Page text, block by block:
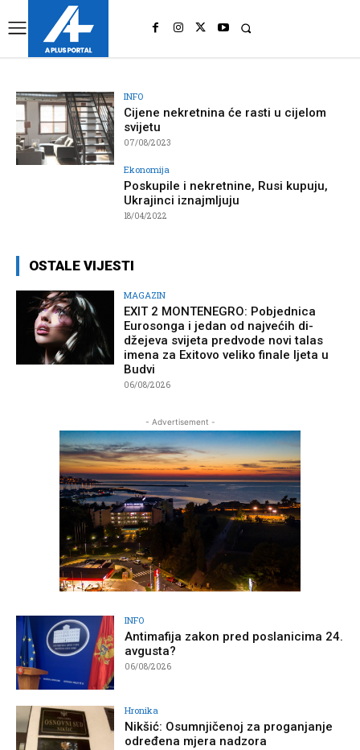
INFO
Cijene nekretnina će rasti u cijelom
svijetu
07/08/2023
Ekonomija
Poskupile i nekretnine, Rusi kupuju,
Ukrajinci iznajmljuju
18/04/2022
OSTALE VIJESTI
MAGAZIN
EXIT 2 MONTENEGRO: Pobjednica
Eurosonga i jedan od najvećih di-
džejeva svijeta predvode novi talas
imena za Exitovo veliko finale ljeta u
Budvi
06/08/2026
- Advertisement -
INFO
Antimafija zakon pred poslanicima 24.
avgusta?
06/08/2026
Hronika
Nikšić: Osumnjičenoj za proganjanje
određena mjera nadzora